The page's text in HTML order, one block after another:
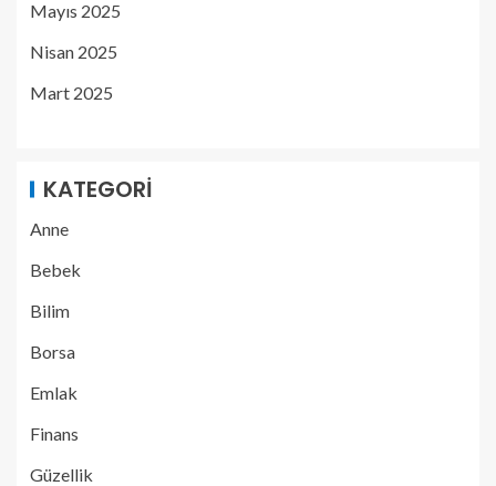
Mayıs 2025
Nisan 2025
Mart 2025
KATEGORI
Anne
Bebek
Bilim
Borsa
Emlak
Finans
Güzellik